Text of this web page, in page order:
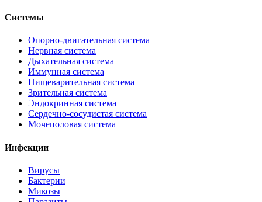
Системы
Опорно-двигательная система
Нервная система
Дыхательная система
Иммунная система
Пищеварительная система
Зрительная система
Эндокринная система
Сердечно-сосудистая система
Мочеполовая система
Инфекции
Вирусы
Бактерии
Микозы